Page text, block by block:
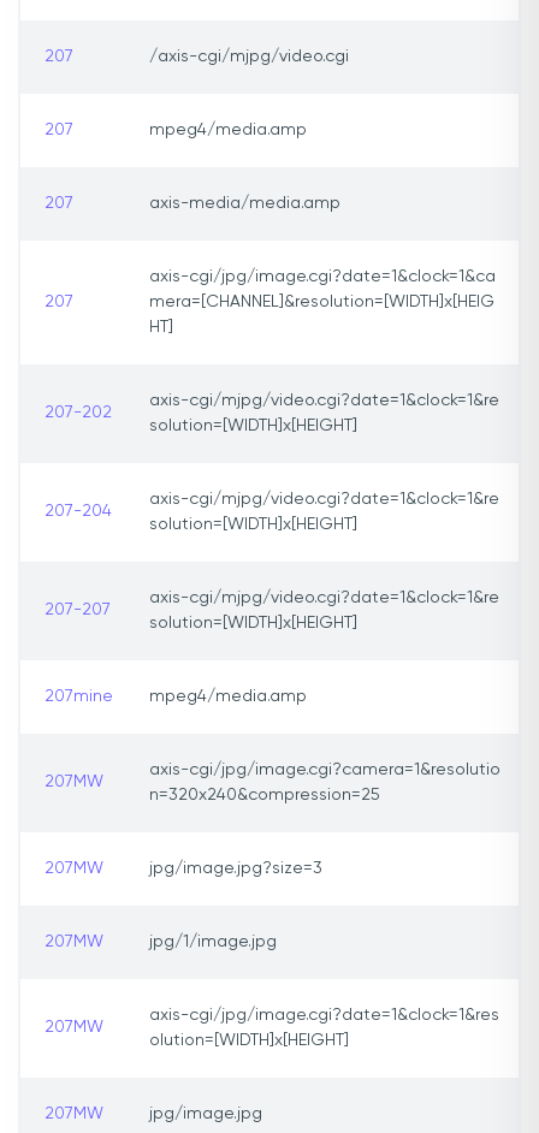
207 /axis-cgi/mjpg/video.cgi
207 mpeg4/media.amp
207 axis-media/media.amp
207
axis-cgi/jpg/image.cgi?date=1&clock=1&ca
mera=[CHANNEL]&resolution=[WIDTH]x[HEIG
HT]
207-202
axis-cgi/mjpg/video.cgi?date=1&clock=1&re
solution=[WIDTH]x[HEIGHT]
207-204
axis-cgi/mjpg/video.cgi?date=1&clock=1&re
solution=[WIDTH]x[HEIGHT]
207-207
axis-cgi/mjpg/video.cgi?date=1&clock=1&re
solution=[WIDTH]x[HEIGHT]
207mine mpeg4/media.amp
207MW
axis-cgi/jpg/image.cgi?camera=1&resolutio
n=320x240&compression=25
207MW jpg/image.jpg?size=3
207MW jpg/1/image.jpg
207MW
axis-cgi/jpg/image.cgi?date=1&clock=1&res
olution=[WIDTH]x[HEIGHT]
207MW jpg/image.jpg